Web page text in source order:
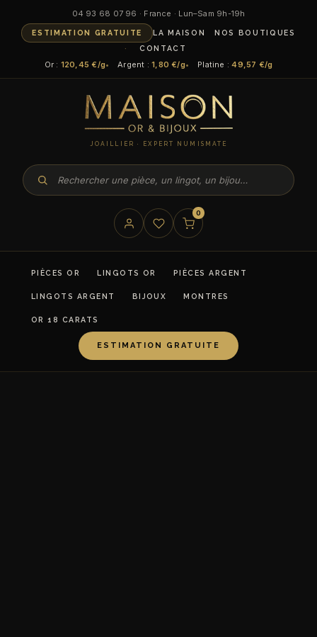
04 93 68 07 96 · France · Lun–Sam 9h-19h
ESTIMATION GRATUITE LA MAISON
NOS BOUTIQUES
CONTACT
Or : 120,45 €/g Argent :1,80 €/g Platine :49,57 €/g
JOAILLIER · EXPERT NUMISMATE
0
PIÈCES OR LINGOTS OR PIÈCES ARGENT
LINGOTS ARGENT BIJOUX MONTRES
OR 18 CARATS
ESTIMATION GRATUITE